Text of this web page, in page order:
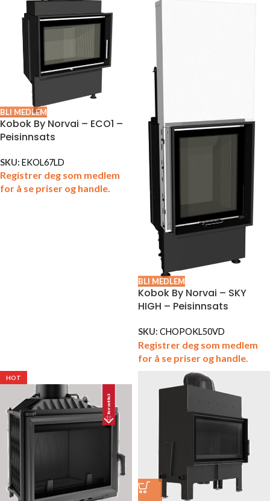
BLI MEDLEM
Kobok By Norvai – ECO1 –
Peisinnsats
SKU: EKOL67LD
Registrer deg som medlem
for å se priser og handle.
BLI MEDLEM
Kobok By Norvai – SKY
HIGH – Peisinnsats
SKU: CHOPOKL50VD
Registrer deg som medlem
for å se priser og handle.
HOT